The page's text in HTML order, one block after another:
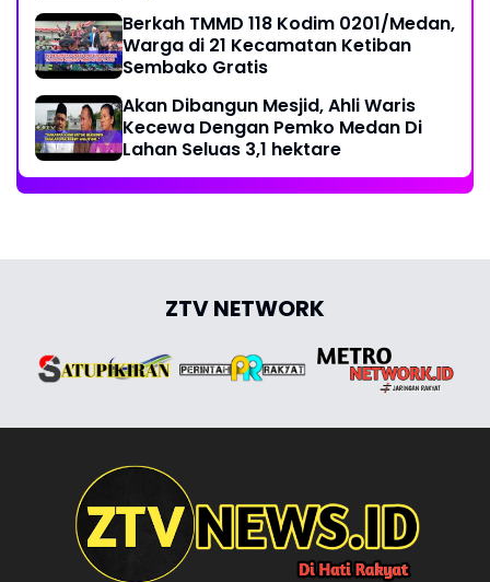
Berkah TMMD 118 Kodim 0201/Medan,
Warga di 21 Kecamatan Ketiban
Sembako Gratis
Akan Dibangun Mesjid, Ahli Waris
Kecewa Dengan Pemko Medan Di
Lahan Seluas 3,1 hektare
ZTV NETWORK